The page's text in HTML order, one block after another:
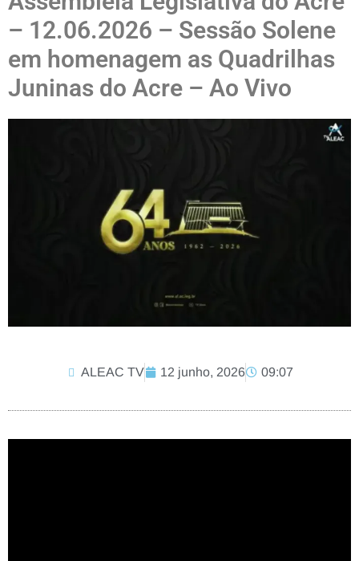
– 12.06.2026 – Sessão Solene
em homenagem as Quadrilhas
Juninas do Acre – Ao Vivo
ALEAC TV 12 junho, 2026 09:07